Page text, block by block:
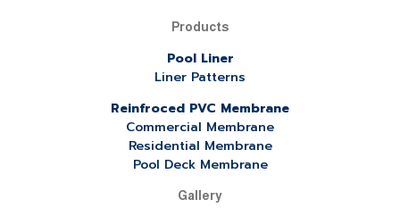
Products
Pool Liner
Liner Patterns
Reinfroced PVC Membrane
Commercial Membrane
Residential Membrane
Pool Deck Membrane
Gallery